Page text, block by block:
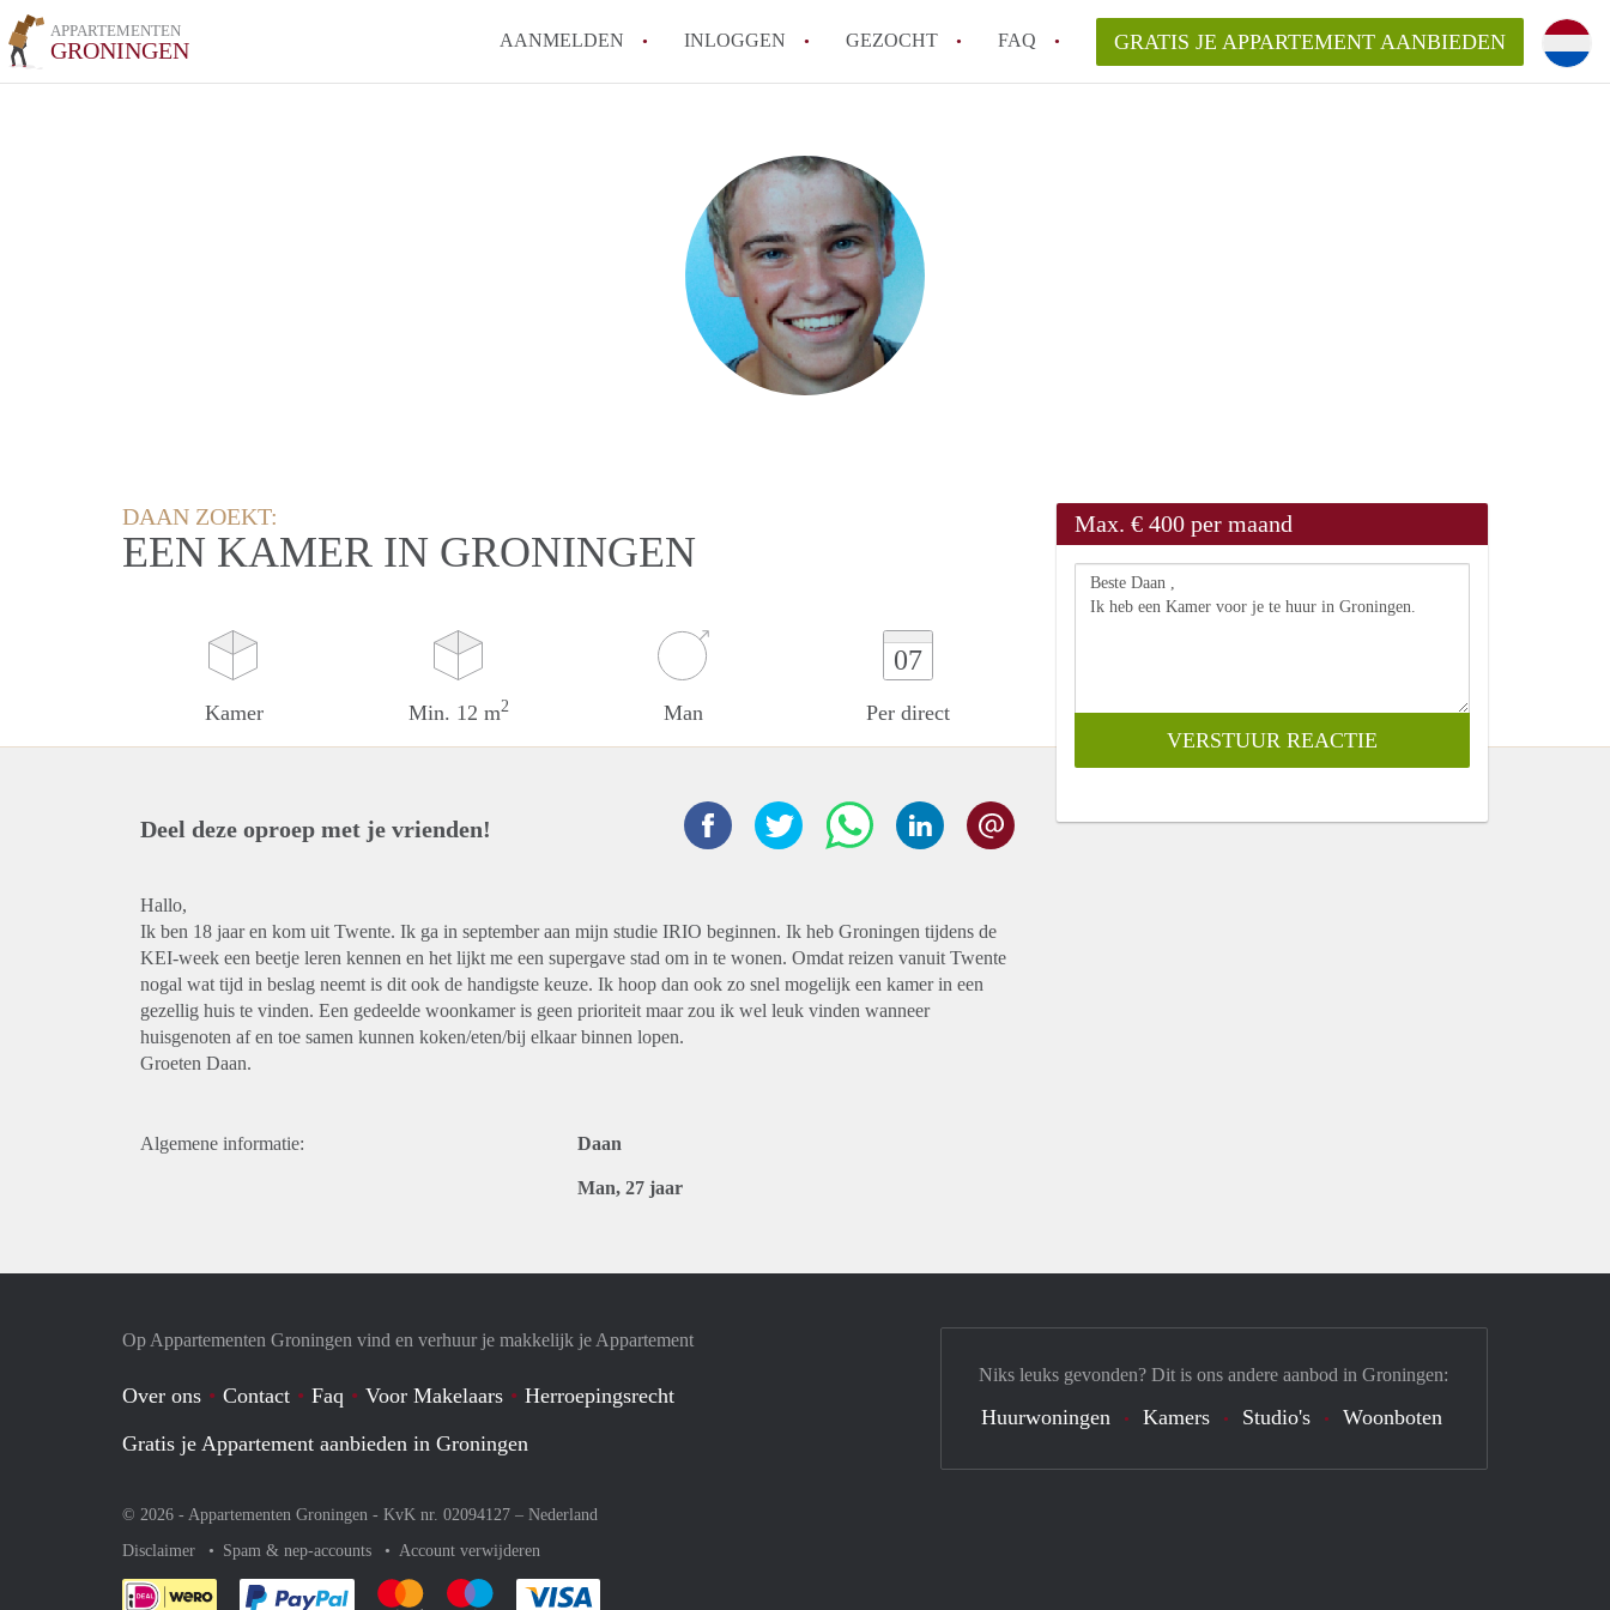
APPARTEMENTEN
GRONINGEN AANMELDEN INLOGGEN GEZOCHT FAQ
Hoe werkt Appartement Groningen
Hoeveel kost het om te reageren op een Appartement in Groningen?
How to translate AppartementGroningen?
Wat is AppartementenGroningen?
Wat is de privacyverklaring van AppartementenGroningen?
Alle veelgestelde vragen
GRATIS JE APPARTEMENT AANBIEDEN
DAAN ZOEKT:
EEN KAMER IN GRONINGEN
Kamer Min. 12 m2 Man
07
Per direct
Max. € 400 per maand
Deel deze oproep met je vrienden!
Hallo,
Ik ben 18 jaar en kom uit Twente. Ik ga in september aan mijn studie IRIO beginnen. Ik heb Groningen tijdens de
KEI-week een beetje leren kennen en het lijkt me een supergave stad om in te wonen. Omdat reizen vanuit Twente
nogal wat tijd in beslag neemt is dit ook de handigste keuze. Ik hoop dan ook zo snel mogelijk een kamer in een
gezellig huis te vinden. Een gedeelde woonkamer is geen prioriteit maar zou ik wel leuk vinden wanneer
huisgenoten af en toe samen kunnen koken/eten/bij elkaar binnen lopen.
Groeten Daan.
Algemene informatie: Daan
Man, 27 jaar
Op Appartementen Groningen vind en verhuur je makkelijk je Appartement
Over ons Contact Faq Voor Makelaars
Herroepingsrecht
Gratis je Appartement aanbieden in Groningen
© 2026 - Appartementen Groningen - KvK nr. 02094127 – Nederland
Disclaimer
Spam & nep-accounts Account verwijderen
Je rekent gemakkelijk af met Paypal
Je rekent gemakkelijk af met Mastercard
Je rekent gemakkelijk af met Meastro
Niks leuks gevonden? Dit is ons andere aanbod in Groningen:
Huurwoningen Kamers Studio's Woonboten